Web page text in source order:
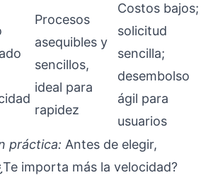
Procesos
asequibles y
sencillos,
ideal para
rapidez
Costos bajos;
solicitud
sencilla;
desembolso
ágil para
usuarios
práctica: Antes de elegir,
importa más la velocidad?